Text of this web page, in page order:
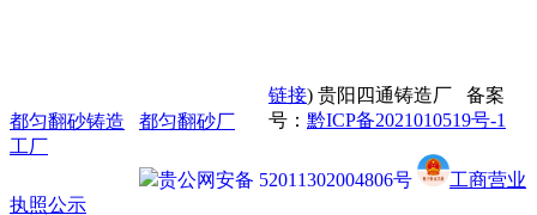
都匀翻砂铸造
工厂
都匀翻砂厂
链接) 贵阳四通铸造厂 备案
号： 黔ICP备2021010519号-1
贵公网安备 52011302004806号
工商营业
执照公示